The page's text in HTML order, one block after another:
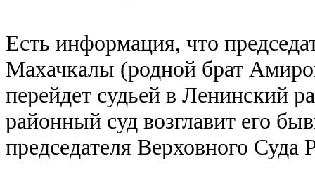
Есть информация, что
Махачкалы (родной брат
перейдет судьей в Ленинский
районный суд возглавит его
председателя Верховного